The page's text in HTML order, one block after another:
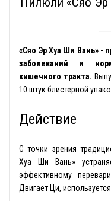
«Сяо Эр Хуа Ши Вань» -
заболеваний и
кишечного тракта.
10 штук блистерной
Действие
С точки зрения
Хуа Ши Вань»
эффективному
Двигает Ци,